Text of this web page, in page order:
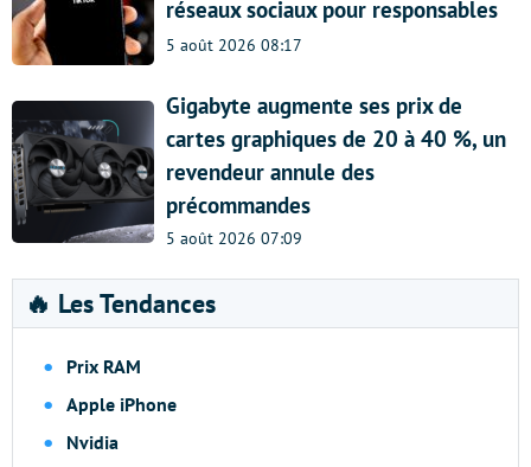
réseaux sociaux pour responsables
5 août 2026 08:17
Gigabyte augmente ses prix de
cartes graphiques de 20 à 40 %, un
revendeur annule des
précommandes
5 août 2026 07:09
🔥 Les Tendances
Prix RAM
Apple iPhone
Nvidia